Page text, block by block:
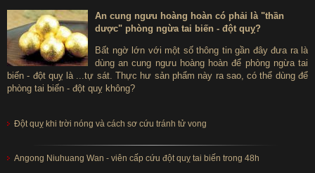
An cung ngưu hoàng hoàn có phải là "thần
dược" phòng ngừa tai biến - đột quỵ?
Bất ngờ lớn với một số thông tin gần đây đưa ra là
dùng an cung ngưu hoàng hoàn để phòng ngừa tai
biến - đột quỵ là ...tự sát. Thực hư sản phẩm này ra sao, có thể dùng để
phòng tai biến - đột quỵ không?
Đột quỵ khi trời nóng và cách sơ cứu tránh tử vong
Angong Niuhuang Wan - viên cấp cứu đột quỵ tai biến trong 48h